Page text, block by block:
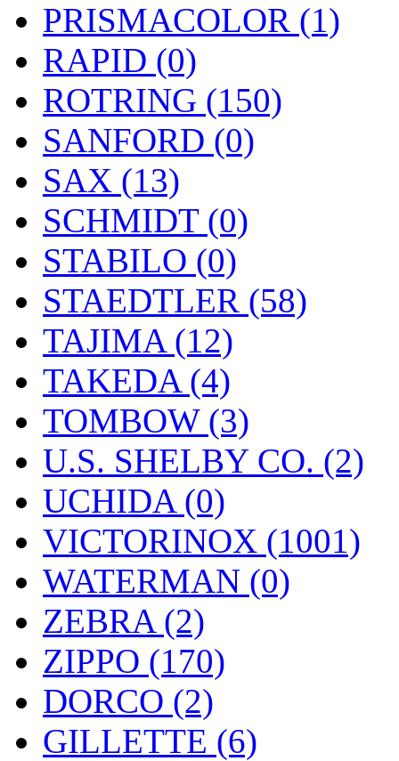
PRISMACOLOR (1)
RAPID (0)
ROTRING (150)
SANFORD (0)
SAX (13)
SCHMIDT (0)
STABILO (0)
STAEDTLER (58)
TAJIMA (12)
TAKEDA (4)
TOMBOW (3)
U.S. SHELBY CO. (2)
UCHIDA (0)
VICTORINOX (1001)
WATERMAN (0)
ZEBRA (2)
ZIPPO (170)
DORCO (2)
GILLETTE (6)